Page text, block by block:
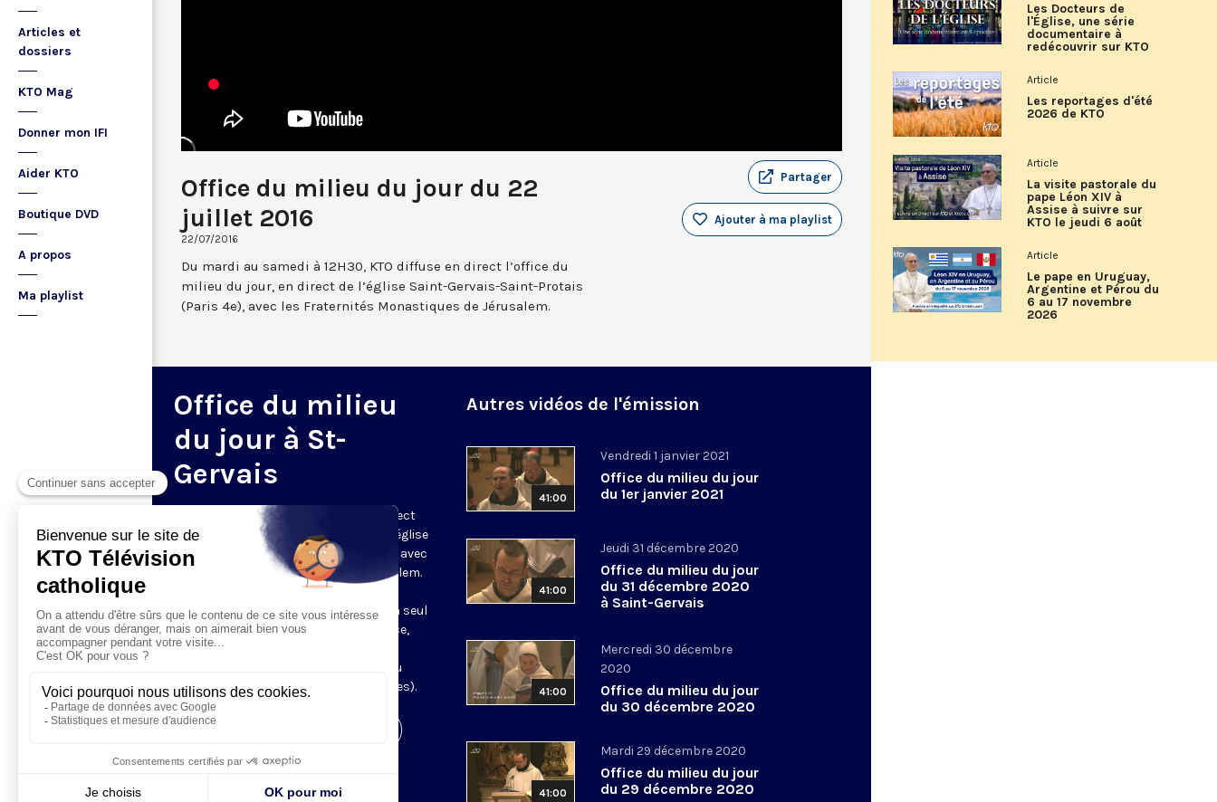
Articles et
dossiers
KTO Mag
Donner mon IFI
Aider KTO
Boutique DVD
A propos
Ma playlist
Office du milieu du jour du 22
juillet 2016
22/07/2016
Partager
Ajouter à ma playlist
Du mardi au samedi à 12H30, KTO diffuse en direct l’office du
milieu du jour, en direct de l’église Saint-Gervais-Saint-Protais
(Paris 4e), avec les Fraternités Monastiques de Jérusalem.
Office du milieu
du jour à St-
Gervais
Du mardi au samedi, KTO diffuse en direct
l’office du milieu du jour, en direct de l’église
Saint-Gervais-Saint-Protais (Paris 4e), avec
les Fraternités Monastiques de Jérusalem.
L’Office du Milieu du Jour regroupe, en
particulier, «au milieu du jour» et en un seul
office, les heures monastiques de Tierce,
Sexte et None. Il permet à l’Église de
retrouver son Seigneur entre l’office du
matin (Laudes) et l’office du soir (Vêpres).
Autres vidéos de l'émission
41:00
Vendredi 1 janvier 2021
Office du milieu du jour
du 1er janvier 2021
41:00
Jeudi 31 décembre 2020
Office du milieu du jour
du 31 décembre 2020
à Saint-Gervais
41:00
Mercredi 30 décembre
2020
Office du milieu du jour
du 30 décembre 2020
41:00
Mardi 29 décembre 2020
Office du milieu du jour
du 29 décembre 2020
Les Docteurs de
l'Église, une série
documentaire à
redécouvrir sur KTO
Article
Les reportages d'été
2026 de KTO
Article
La visite pastorale du
pape Léon XIV à
Assise à suivre sur
KTO le jeudi 6 août
Article
Le pape en Uruguay,
Argentine et Pérou du
6 au 17 novembre
2026